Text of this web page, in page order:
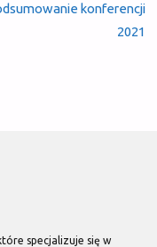
konferencji
2021
specjalizuje się w